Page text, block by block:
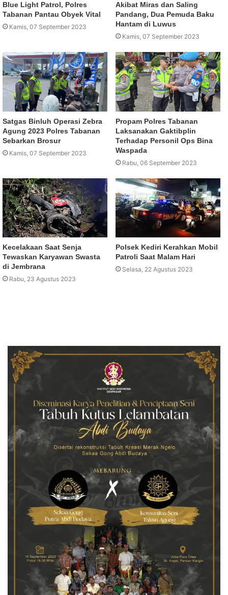
Blue Light Patrol, Polres
Tabanan Pantau Obyek Vital
Kamis, 07 September 2023
Akibat Miras dan Saling
Pandang, Dua Pemuda Baku
Hantam di Luwus
Kamis, 07 September 2023
Satgas Binluh Operasi Zebra
Agung 2023 Polres Tabanan
Sebarkan Brosur
Kamis, 07 September 2023
Propam Polres Tabanan
Laksanakan Gaktibplin
Terhadap Personil Ops Bina
Waspada
Rabu, 06 September 2023
Kecelakaan Saat Senja
Tewaskan Karyawan Swasta
di Jembrana
Rabu, 23 Agustus 2023
Polsek Kediri Kerahkan Mobil
Patroli Saat Malam Hari
Selasa, 22 Agustus 2023